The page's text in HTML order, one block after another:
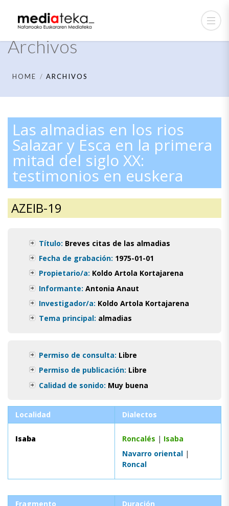
Archivos
HOME ARCHIVOS
Las almadias en los rios
Salazar y Esca en la primera
mitad del siglo XX:
testimonios en euskera
AZEIB-19
Título: Breves citas de las almadias
Fecha de grabación: 1975-01-01
Propietario/a: Koldo Artola Kortajarena
Informante: Antonia Anaut
Investigador/a: Koldo Artola Kortajarena
Tema principal: almadias
Permiso de consulta: Libre
Permiso de publicación: Libre
Calidad de sonido: Muy buena
Localidad Dialectos
Isaba Roncalés | Isaba
Navarro oriental |
Roncal
Fragmento Duración